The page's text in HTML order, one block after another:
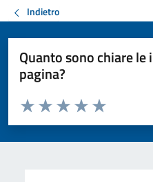
Indietro
Quanto sono chiare
pagina?
Valuta da 1 a 5 stelle la pagina
Valuta 5
Valuta 4 stelle
Valuta 3 stelle su 5
Valuta 2 stelle su 5
Valuta 1 stelle su 5